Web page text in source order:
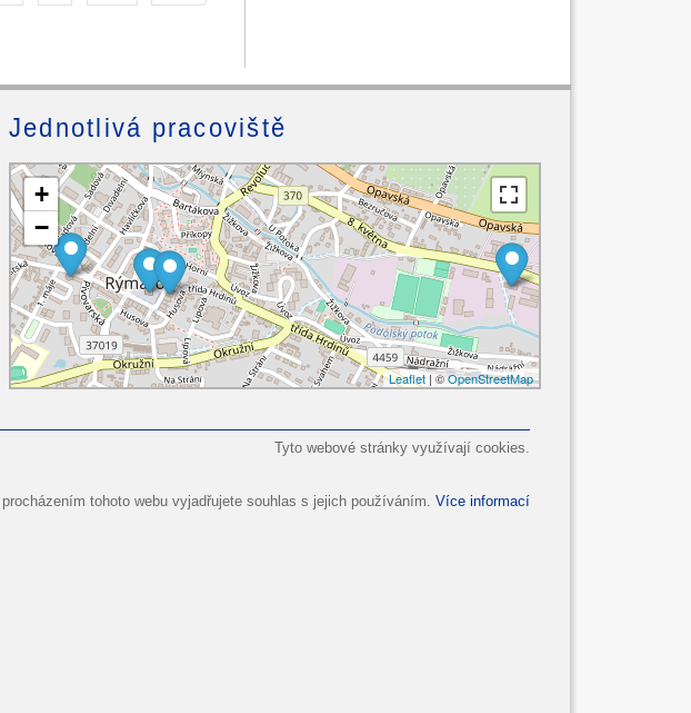
Jednotlivá pracoviště
+
−
Leaflet | ©OpenStreetMap
Tyto webové stránky využívají cookies.
tohoto webu vyjadřujete souhlas s jejich používáním. Více informací